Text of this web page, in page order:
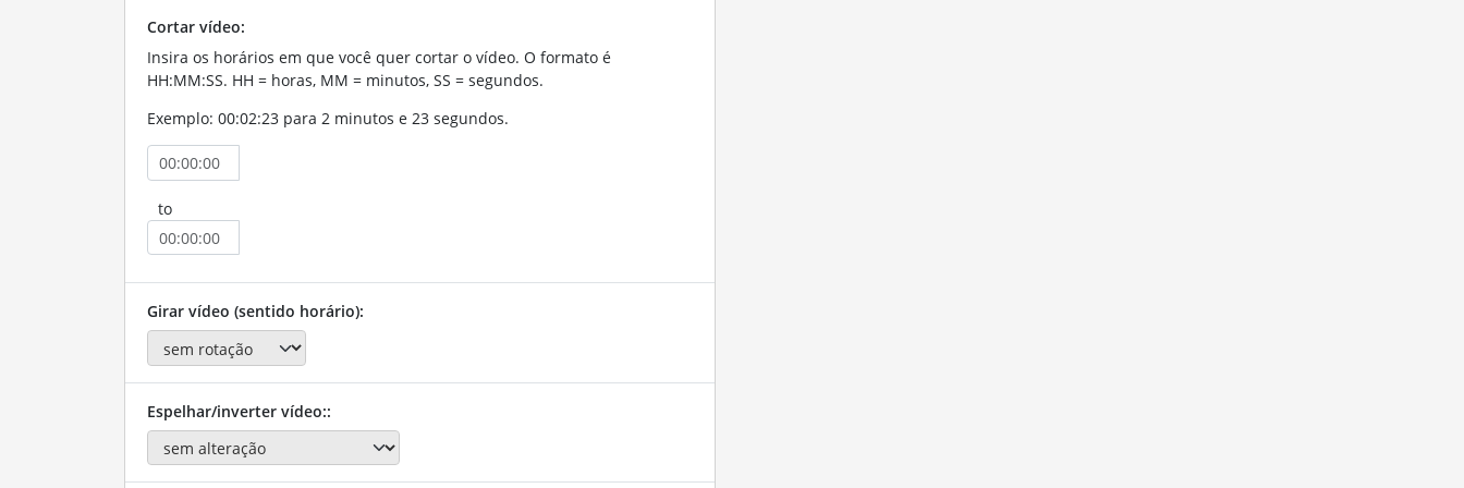
Cortar vídeo:
Insira os horários em que você quer cortar o vídeo. O formato é
HH:MM:SS. HH = horas, MM = minutos, SS = segundos.
Exemplo: 00:02:23 para 2 minutos e 23 segundos.
to
Girar vídeo (sentido horário):
Espelhar/inverter vídeo::